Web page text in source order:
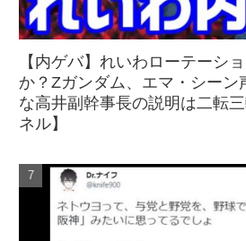
【内ゲバ】れいわローテーシ
か？Zガンダム、エマ・シーン
な高井副幹事長の説明は二転
ネル】